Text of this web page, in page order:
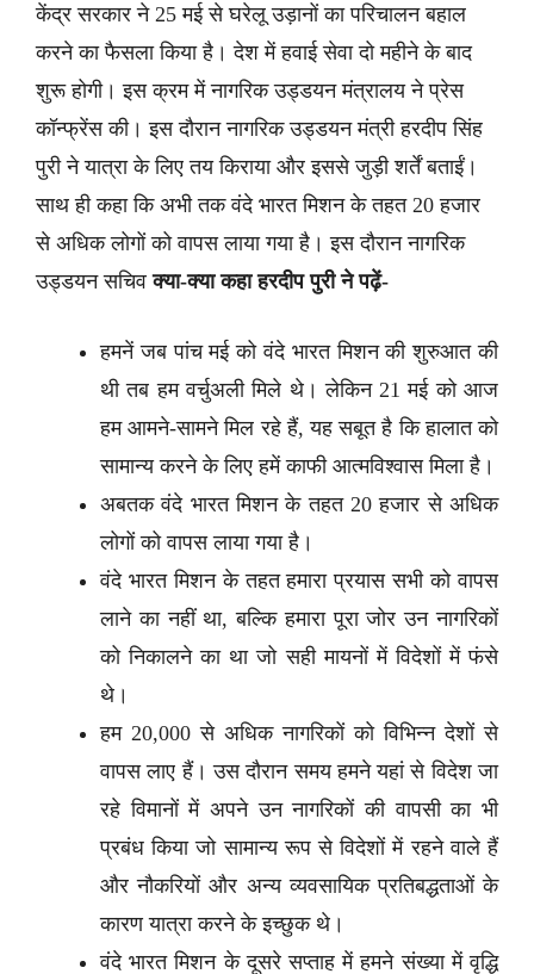
केंद्र सरकार ने 25 मई से घरेलू उड़ानों का परिचालन बहाल
करने का फैसला किया है। देश में हवाई सेवा दो महीने के बाद
शुरू होगी। इस क्रम में नागरिक उड्डयन मंत्रालय ने प्रेस
कॉन्फ्रेंस की। इस दौरान नागरिक उड्डयन मंत्री हरदीप सिंह
पुरी ने यात्रा के लिए तय किराया और इससे जुड़ी शर्तें बताईं।
साथ ही कहा कि अभी तक वंदे भारत मिशन के तहत 20 हजार
से अधिक लोगों को वापस लाया गया है। इस दौरान नागरिक
उड्डयन सचिवक्या-क्या कहा हरदीप पुरी ने पढ़ें-
हमनें जब पांच मई को वंदे भारत मिशन की शुरुआत की
थी तब हम वर्चुअली मिले थे। लेकिन 21 मई को आज
हम आमने-सामने मिल रहे हैं, यह सबूत है कि हालात को
सामान्य करने के लिए हमें काफी आत्मविश्वास मिला है।
अबतक वंदे भारत मिशन के तहत 20 हजार से अधिक
लोगों को वापस लाया गया है।
वंदे भारत मिशन के तहत हमारा प्रयास सभी को वापस
लाने का नहीं था, बल्कि हमारा पूरा जोर उन नागरिकों
को निकालने का था जो सही मायनों में विदेशों में फंसे
थे।
हम 20,000 से अधिक नागरिकों को विभिन्न देशों से
वापस लाए हैं। उस दौरान समय हमने यहां से विदेश जा
रहे विमानों में अपने उन नागरिकों की वापसी का भी
प्रबंध किया जो सामान्य रूप से विदेशों में रहने वाले हैं
और नौकरियों और अन्य व्यवसायिक प्रतिबद्धताओं के
कारण यात्रा करने के इच्छुक थे।
वंदे भारत मिशन के दूसरे सप्ताह में हमने संख्या में वृद्धि